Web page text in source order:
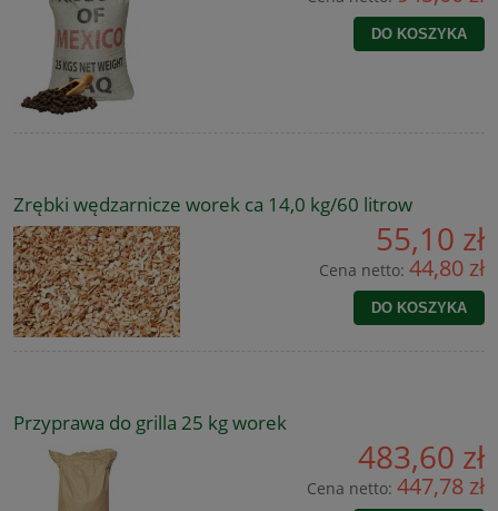
DO KOSZYKA
Zrębki wędzarnicze worek ca 14,0 kg/60 litrow
55,10 zł
Cena netto: 44,80 zł
DO KOSZYKA
Przyprawa do grilla 25 kg worek
483,60 zł
Cena netto: 447,78 zł